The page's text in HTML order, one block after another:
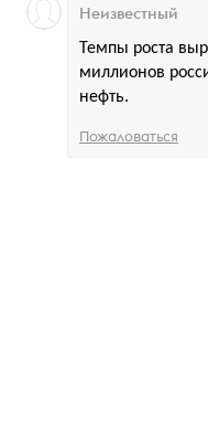
Темпы роста
миллионов
нефть.
Неизвестный
Пожаловаться